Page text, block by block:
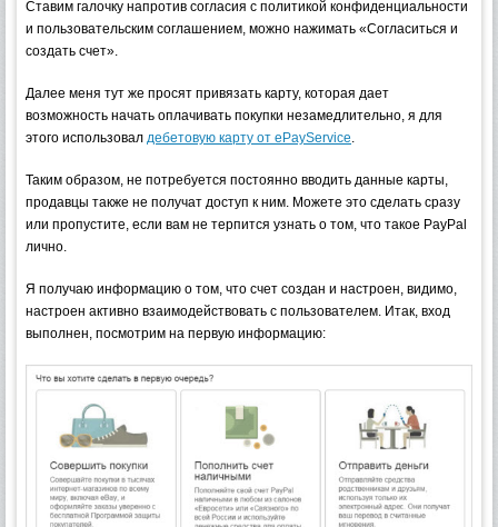
Ставим галочку напротив согласия с политикой конфиденциальности
и пользовательским соглашением, можно нажимать «Согласиться и
создать счет».
Далее меня тут же просят привязать карту, которая дает
возможность начать оплачивать покупки незамедлительно, я для
этого использовал дебетовую карту от ePayService.
Таким образом, не потребуется постоянно вводить данные карты,
продавцы также не получат доступ к ним. Можете это сделать сразу
или пропустите, если вам не терпится узнать о том, что такое PayPal
лично.
Я получаю информацию о том, что счет создан и настроен, видимо,
настроен активно взаимодействовать с пользователем. Итак, вход
выполнен, посмотрим на первую информацию: